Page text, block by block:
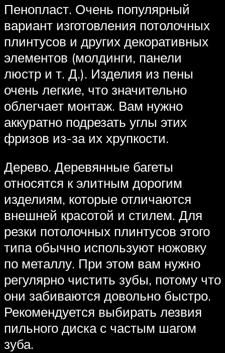
Пенопласт. Очень популярный
вариант изготовления потолочных
плинтусов и других декоративных
элементов (молдинги, панели
люстр и т. Д.). Изделия из пены
очень легкие, что значительно
облегчает монтаж. Вам нужно
аккуратно подрезать углы этих
фризов из-за их хрупкости.
Дерево. Деревянные багеты
относятся к элитным дорогим
изделиям, которые отличаются
внешней красотой и стилем. Для
резки потолочных плинтусов этого
типа обычно используют ножовку
по металлу. При этом вам нужно
регулярно чистить зубы, потому что
они забиваются довольно быстро.
Рекомендуется выбирать лезвия
пильного диска с частым шагом
зуба.